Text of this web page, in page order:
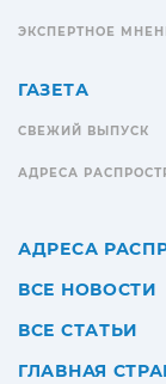
ЭКСПЕРТНОЕ
ГАЗЕТА
СВЕЖИЙ ВЫПУСК
АДРЕСА
АДРЕСА
ВСЕ НОВОСТИ
ВСЕ СТАТЬИ
ГЛАВНАЯ